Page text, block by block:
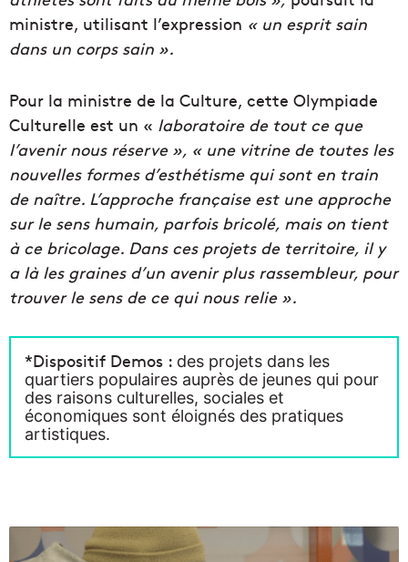
ministre, utilisant l’expression « un esprit sain
dans un corps sain ».
Pour la ministre de la Culture, cette Olympiade
Culturelle est un « laboratoire de tout ce que
l’avenir nous réserve », « une vitrine de toutes les
nouvelles formes d’esthétisme qui sont en train
de naître. L’approche française est une approche
sur le sens humain, parfois bricolé, mais on tient
à ce bricolage. Dans ces projets de territoire, il y
a là les graines d’un avenir plus rassembleur, pour
trouver le sens de ce qui nous relie ».
*Dispositif Demos : des projets dans les
quartiers populaires auprès de jeunes qui pour
des raisons culturelles, sociales et
économiques sont éloignés des pratiques
artistiques.